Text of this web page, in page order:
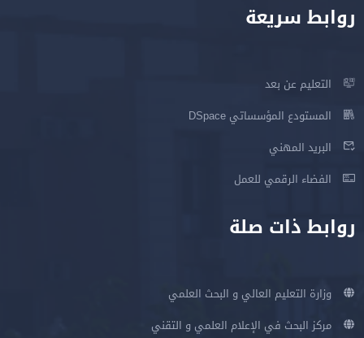
روابط سريعة
التعليم عن بعد
المستودع المؤسساتي DSpace
البريد المهني
الفضاء الرقمي للعمل
روابط ذات صلة
وزارة التعليم العالي و البحث العلمي
مركز البحث في الإعلام العلمي و التقني